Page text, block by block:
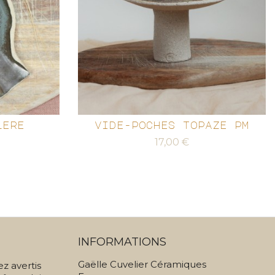
vide-poches topaze pm
Prix
17,00 €
avertis
INFORMATIONS
Gaëlle Cuvelier Céramiques